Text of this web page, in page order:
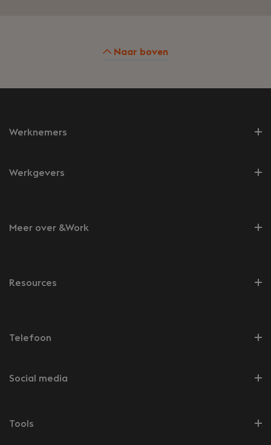
Naar boven
Werknemers
Werkgevers
Meer over &Work
Resources
Telefoon
Social media
Tools